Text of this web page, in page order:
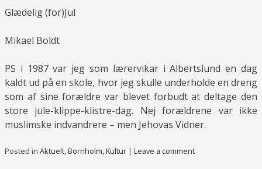
Glædelig (for)Jul
Mikael Boldt
PS i 1987 var jeg som lærervikar i Albertslund en dag
kaldt ud på en skole, hvor jeg skulle underholde en dreng
som af sine forældre var blevet forbudt at deltage den
store jule-klippe-klistre-dag. Nej forældrene var ikke
muslimske indvandrere – men Jehovas Vidner.
Posted in Aktuelt,Bornholm,Kultur | Leave a comment